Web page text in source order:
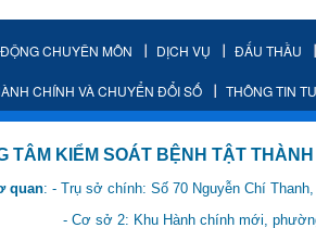
CHUYÊN MÔN DỊCH VỤ ĐẤU THẦU
CHÍNH VÀ CHUYỂN ĐỔI SỐ THÔNG TIN
SOÁT BỆNH TẬT THÀNH
quan: - Trụ sở chính: Số 70 Nguyễn Chí
chính mới, phường Hà